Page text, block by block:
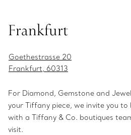
Frankfurt
Goethestrasse 20
Frankfurt, 60313
For Diamond, Gemstone and
your Tiffany piece, we invite you
with a Tiffany & Co. boutiques
visit.